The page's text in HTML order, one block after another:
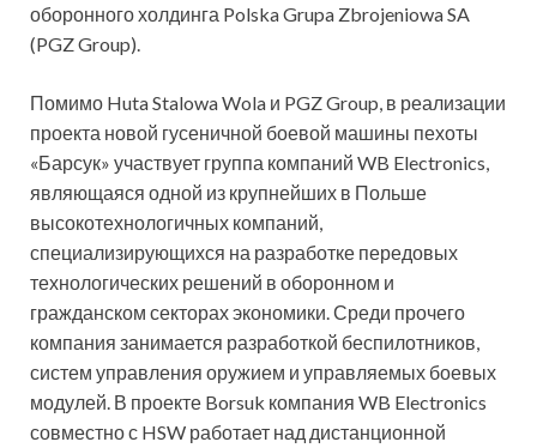
оборонного холдинга Polska Grupa Zbrojeniowa SA
(PGZ Group).
Помимо Huta Stalowa Wola и PGZ Group, в реализации
проекта новой гусеничной боевой машины пехоты
«Барсук» участвует группа компаний WB Electronics,
являющаяся одной из крупнейших в Польше
высокотехнологичных компаний,
специализирующихся на разработке передовых
технологических решений в оборонном и
гражданском секторах экономики. Среди прочего
компания занимается разработкой беспилотников,
систем управления оружием и управляемых боевых
модулей. В проекте Borsuk компания WB Electronics
совместно с HSW работает над дистанционной